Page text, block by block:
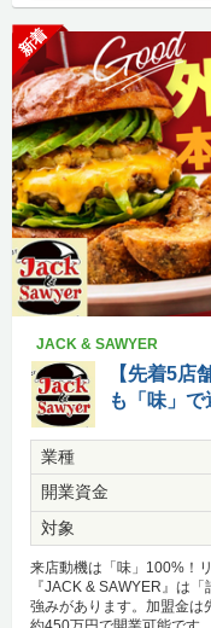
新着
JACK & SAWYER
【先着5店
も「味」
業種
開業資金
対象
来店動機は「味」100%！
『JACK & SAWYER』は
強みがあります。加盟金は